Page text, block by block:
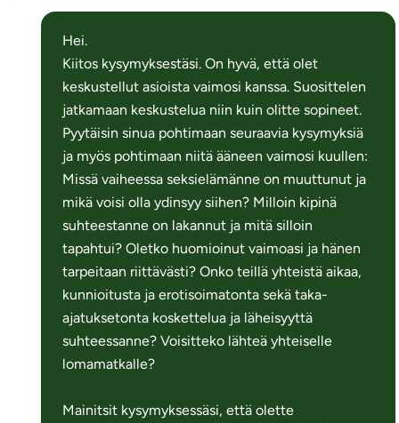
Hei.
Kiitos kysymyksestäsi. On hyvä, että olet
keskustellut asioista vaimosi kanssa. Suosittelen
jatkamaan keskustelua niin kuin olitte sopineet.
Pyytäisin sinua pohtimaan seuraavia kysymyksiä
ja myös pohtimaan niitä ääneen vaimosi kuullen:
Missä vaiheessa seksielämänne on muuttunut ja
mikä voisi olla ydinsyy siihen? Milloin kipinä
suhteestanne on lakannut ja mitä silloin
tapahtui? Oletko huomioinut vaimoasi ja hänen
tarpeitaan riittävästi? Onko teillä yhteistä aikaa,
kunnioitusta ja erotisoimatonta sekä taka-
ajatuksetonta koskettelua ja läheisyyttä
suhteessanne? Voisitteko lähteä yhteiselle
lomamatkalle?
Mainitsit kysymyksessäsi, että olette